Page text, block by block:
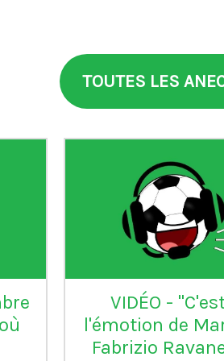
TOUTES LES
L'Inter Milan est
club italien
jamais été